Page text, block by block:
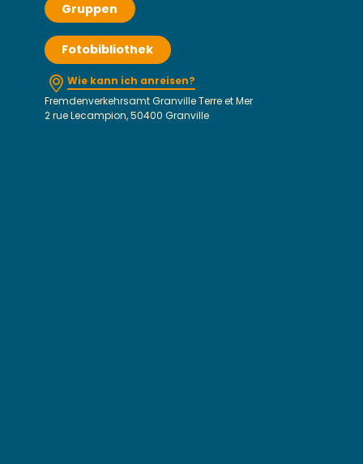
Gruppen
Fotobibliothek
Wie kann ich anreisen?
Fremdenverkehrsamt Granville Terre et Mer
2 rue Lecampion, 50400 Granville